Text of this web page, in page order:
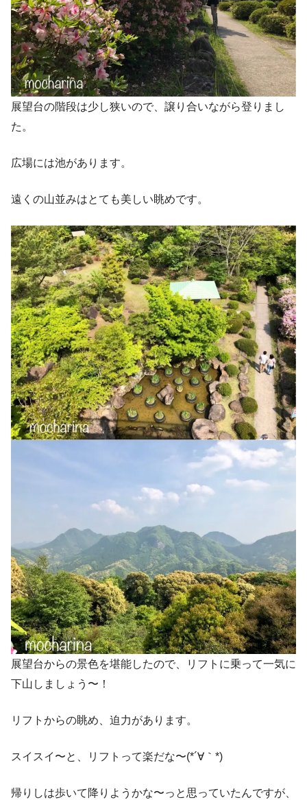
展望台の階段は少し狭いので、譲り合いながら登りまし
た。
広場には池があります。
遠くの山並みはとても美しい眺めです。
展望台からの景色を堪能したので、リフトに乗って一気に
下山しましょう〜！
リフトからの眺め、迫力があります。
スイスイ〜と、リフトって楽だな〜(*´∀｀*)
帰りしは歩いて降りようかな〜っと思っていたんですが、